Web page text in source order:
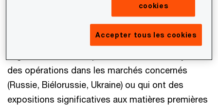
information dans une note unique dans les états
financiers ou à inclure une note qui référence les
différentes parties qui adressent les impacts de
des opérations dans les marchés concernés
(Russie, Biélorussie, Ukraine) ou qui ont des
expositions significatives aux matières premières
cookies
Accepter tous les cookies